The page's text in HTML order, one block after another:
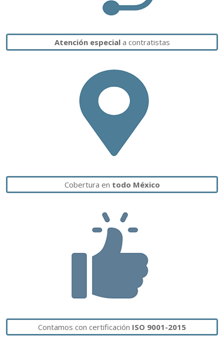
Atención especiala contratistas
Cobertura en todo México
Contamos con certificación ISO 9001-2015